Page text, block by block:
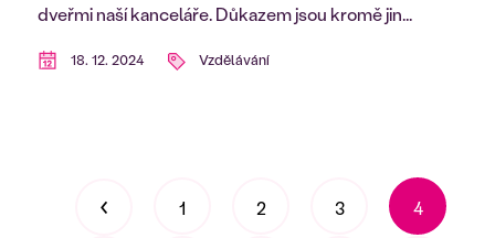
dveřmi naší kanceláře. Důkazem jsou kromě jin...
18. 12. 2024 Vzdělávání
‹ 1 2 3 4